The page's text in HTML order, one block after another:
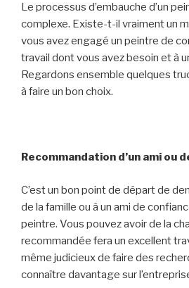
Le processus d’embauche d’un
complexe. Existe-t-il vraiment un
vous avez engagé un peintre de
travail dont vous avez besoin et à
Regardons ensemble quelques
à faire un bon choix.
Recommandation d’un ami ou
C’est un bon point de départ de
de la famille ou à un ami de
peintre. Vous pouvez avoir de la
recommandée fera un excellent
même judicieux de faire des
connaître davantage sur